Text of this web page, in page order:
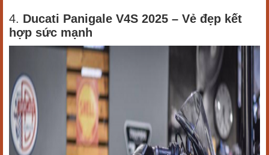
4. Ducati Panigale V4S 2025 – Vẻ đẹp kết
hợp sức mạnh